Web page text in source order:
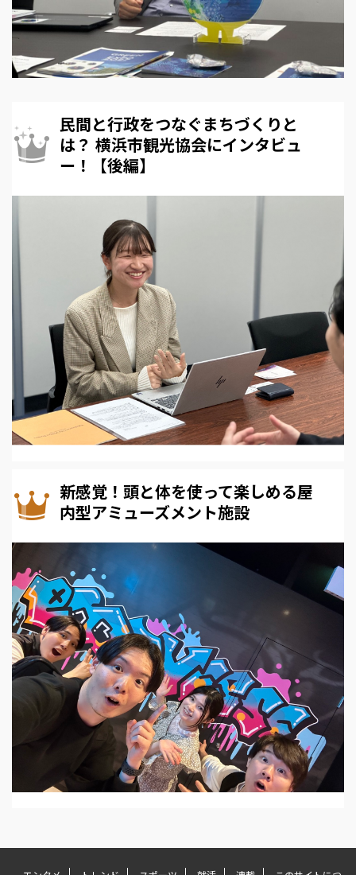
民間と行政をつなぐまちづくりと
は？ 横浜市観光協会にインタビュ
ー！【後編】
新感覚！頭と体を使って楽しめる屋
内型アミューズメント施設